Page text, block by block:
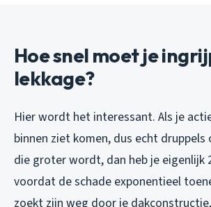
Hoe snel moet je
lekkage?
Hier wordt het interessant. Als je
binnen ziet komen, dus echt
die groter wordt, dan heb je eigenlijk
voordat de schade exponentieel
zoekt zijn weg door je